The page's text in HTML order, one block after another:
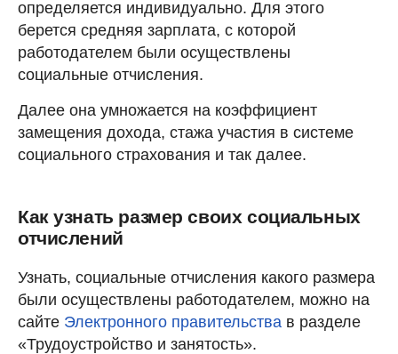
определяется индивидуально. Для этого
берется средняя зарплата, с которой
работодателем были осуществлены
социальные отчисления.
Далее она умножается на коэффициент
замещения дохода, стажа участия в системе
социального страхования и так далее.
Как узнать размер своих социальных
отчислений
Узнать, социальные отчисления какого размера
были осуществлены работодателем, можно на
сайте Электронного правительства в разделе
«Трудоустройство и занятость».